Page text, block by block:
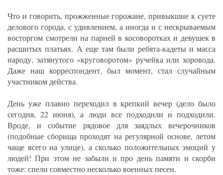
Что и говорить, прожженные горожане, привыкшие к суете
делового города, с удивлением, а иногда и с нескрываемым
восторгом смотрели на парней в косоворотках и девушек в
расшитых платьях. А еще там были ребята-кадеты и масса
народу, затянутого «круговоротом» ручейка или хоровода.
Даже наш корреспондент, был момент, стал случайным
участником действа.
День уже плавно переходил в крепкий вечер (дело было
сегодня, 22 июня), а люди все подходили и подходили.
Вроде, и событие рядовое для заядлых вечерочников
(подобные сборища проходят на регулярной основе, летом
чаще всего на улице), а сколько положительных эмоций у
людей! При этом не забыли и про день памяти и скорби
тоже: спели совместно несколько военных песен.